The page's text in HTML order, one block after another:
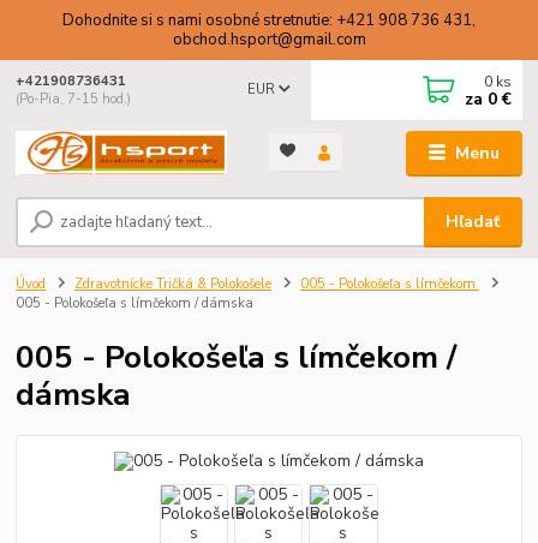
Dohodnite si s nami osobné stretnutie: +421 908 736 431,
obchod.hsport@gmail.com
Menu
EUR
Hľadať
+421908736431
(Po-Pia, 7-15 hod.)
0 ks
za 0 €
Úvod Zdravotnícke Tričká & Polokošele
005 - Polokošeľa s límčekom
005 - Polokošeľa s límčekom / dámska
005 - Polokošeľa s límčekom /
dámska